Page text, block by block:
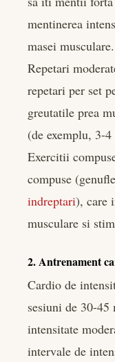
mentinerea
masei musculare.
Repetari
repetari per set
greutatile prea
(de exemplu, 3-
Exercitii
compuse
indreptari), care
musculare si
2. Antrenament
Cardio de
sesiuni de 30-45
intensitate
intervale de